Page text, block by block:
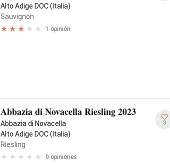
Alto Adige DOC (Italia)
Sauvignon
1 opinión
Abbazia di Novacella Riesling 2023
Abbazia di Novacella
Alto Adige DOC (Italia)
Riesling
0 opiniones
3